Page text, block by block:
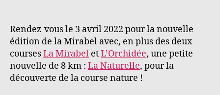
Rendez-vous le 3 avril 2022 pour la nouvelle
édition de la Mirabel avec, en plus des deux
coursesLa Mirabel etL’Orchidée, une petite
nouvelle de 8 km : La Naturelle, pour la
découverte de la course nature !